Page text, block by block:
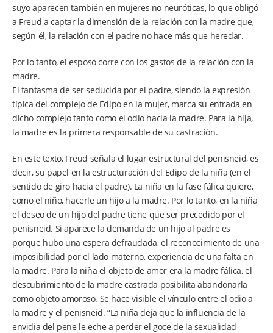
suyo aparecen también en mujeres no neuróticas, lo que obligó
a Freud a captar la dimensión de la relación con la madre que,
según él, la relación con el padre no hace más que heredar.
Por lo tanto, el esposo corre con los gastos de la relación con la
madre.
El fantasma de ser seducida por el padre, siendo la expresión
típica del complejo de Edipo en la mujer, marca su entrada en
dicho complejo tanto como el odio hacia la madre. Para la hija,
la madre es la primera responsable de su castración.
En este texto, Freud señala el lugar estructural del penisneid, es
decir, su papel en la estructuración del Edipo de la niña (en el
sentido de giro hacia el padre). La niña en la fase fálica quiere,
como el niño, hacerle un hijo a la madre. Por lo tanto, en la niña
el deseo de un hijo del padre tiene que ser precedido por el
penisneid. Si aparece la demanda de un hijo al padre es
porque hubo una espera defraudada, el reconocimiento de una
imposibilidad por el lado materno, experiencia de una falta en
la madre. Para la niña el objeto de amor era la madre fálica, el
descubrimiento de la madre castrada posibilita abandonarla
como objeto amoroso. Se hace visible el vínculo entre el odio a
la madre y el penisneid. “La niña deja que la influencia de la
envidia del pene le eche a perder el goce de la sexualidad